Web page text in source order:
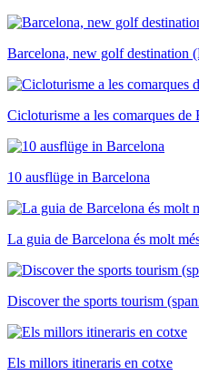
Barcelona, new golf destination
Cicloturisme a les comarques de
10 ausflüge in Barcelona
La guia de Barcelona és molt
Discover the sports tourism
Els millors itineraris en cotxe